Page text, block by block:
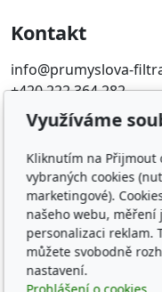
Kontakt
info@prumyslova-
+420 222 364 282
Oblíbené
Katalog filtrů MANN
KDFILTER.CZ
FILTR-FILTRY.CZ
FILTER-FILTERS.EU
Vyhledávání filtrů
Využíváme
Kliknutím na Přijmout
vybraných cookies
marketingové).
našeho webu, měření
personalizaci reklam.
můžete svobodně
nastavení.